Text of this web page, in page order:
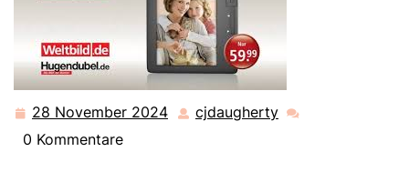
28 November 2024 28 cjdaugherty cjdaugherty
0 Kommentare